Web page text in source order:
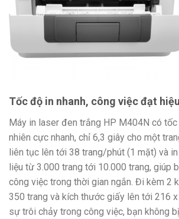
Tốc độ in nhanh, công việc đạt
Máy in laser đen trắng HP M404N có
nhiên cực nhanh, chỉ 6,3 giây cho một
liên tục lên tới 38 trang/phút (1 mặt) và
liệu từ 3.000 trang tới 10.000 trang, giúp
công việc trong thời gian ngắn. Đi kèm 2
350 trang và kích thước giấy lên tới 216
sự trôi chảy trong công việc, bạn không